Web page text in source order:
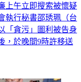
上午立即搜索被懷疑
執行秘書邵琇珮（台
「貪污」圖利被告身
，於晚間9時許移送